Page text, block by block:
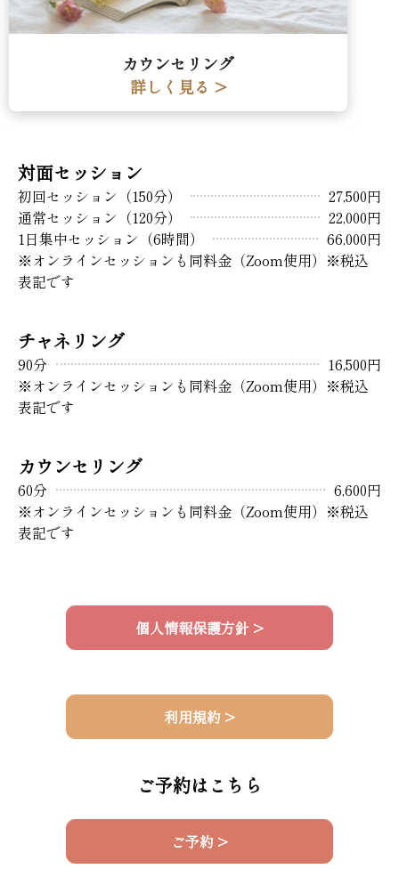
カウンセリング
詳しく見る >
対面セッション
初回セッション（150分）
27,500円
通常セッション（120分）
22,000円
1日集中セッション（6時間）
66,000円
※オンラインセッションも同料金（Zoom使用）※税込
表記です
チャネリング
90分
16,500円
※オンラインセッションも同料金（Zoom使用）※税込
表記です
カウンセリング
60分
6,600円
※オンラインセッションも同料金（Zoom使用）※税込
表記です
個人情報保護方針 >
利用規約 >
ご予約はこちら
ご予約 >